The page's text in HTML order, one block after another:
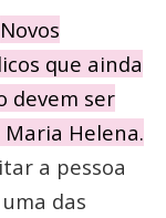
Novos
que ainda
devem ser
Helena.
a pessoa
das